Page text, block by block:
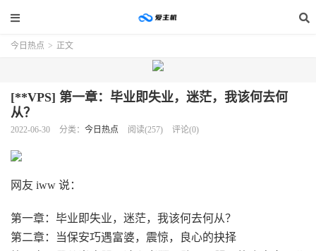
今日热点 > 正文
[**VPS] 第一章：毕业即失业，迷茫，我该何去何
从？
2022-06-30 分类： 今日热点 阅读(257) 评论(0)
网友 iww 说：
第一章：毕业即失业，迷茫，我该何去何从？
第二章：当保安巧遇富婆，震惊，良心的抉择